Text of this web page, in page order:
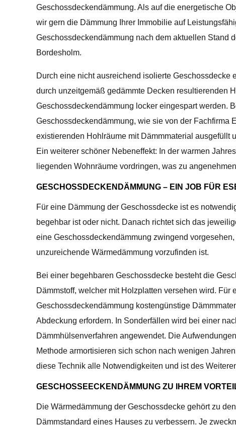
Geschossdeckendämmung. Als auf die energetische
wir gern die Dämmung Ihrer Immobilie auf
Geschossdeckendämmung nach dem aktuellen Stand
Bordesholm.
Durch eine nicht ausreichend isolierte
durch unzeitgemäß gedämmte Decken resultierenden
Geschossdeckendämmung locker eingespart werden.
Geschossdeckendämmung, wie sie von der Fachfirma
existierenden Hohlräume mit Dämmmaterial ausgefüllt
Ein weiterer schöner Nebeneffekt: In der warmen
liegenden Wohnräume vordringen, was zu
GESCHOSSDECKENDÄMMUNG – EIN JOB FÜR
Für eine Dämmung der Geschossdecke ist es
begehbar ist oder nicht. Danach richtet sich das
eine Geschossdeckendämmung zwingend
unzureichende Wärmedämmung vorzufinden ist.
Bei einer begehbaren Geschossdecke besteht die
Dämmstoff, welcher mit Holzplatten versehen wird.
Geschossdeckendämmung kostengünstige
Abdeckung erfordern. In Sonderfällen wird bei einer
Dämmhülsenverfahren angewendet. Die
Methode armortisieren sich schon nach wenigen
diese Technik alle Notwendigkeiten und ist des
GESCHOSSEECKENDÄMMUNG ZU IHREM
Die Wärmedämmung der Geschossdecke gehört zu
Dämmstandard eines Hauses zu verbessern. Je